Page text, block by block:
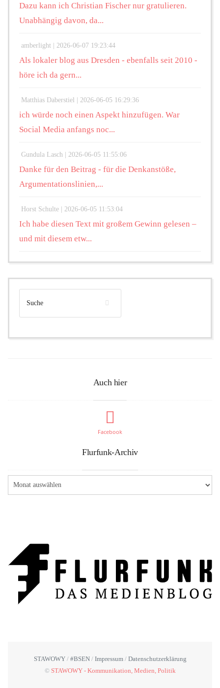
Dazu kann ich Christian Fischer nur gratulieren.
Unabhängig davon, da...
amberlight | 2026-06-07 19:23:44
Als lokaler blog aus Dresden - ebenfalls seit 2010 -
höre ich da gern...
Matthias Daberstiel | 2026-06-05 16:29:36
ich würde noch einen Aspekt hinzufügen. War
Social Media anfangs noc...
Gundula Lasch | 2026-06-05 11:55:06
Danke für den Beitrag - für die Denkanstöße,
Argumentationslinien,...
Horst Schulte | 2026-06-05 11:53:04
Ich habe diesen Text mit großem Gewinn gelesen –
und mit diesem etw...
Auch hier
Facebook
Flurfunk-Archiv
STAWOWY #BSEN Impressum
Datenschutzerklärung
© STAWOWY - Kommunikation, Medien, Politik